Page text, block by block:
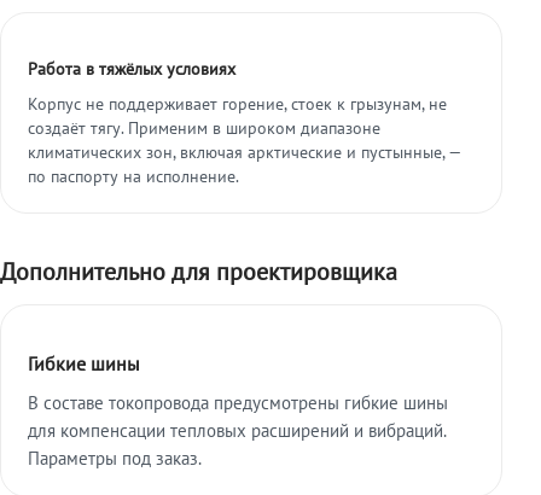
Работа в тяжёлых условиях
Корпус не поддерживает горение, стоек к грызунам, не
создаёт тягу. Применим в широком диапазоне
климатических зон, включая арктические и пустынные, —
по паспорту на исполнение.
Дополнительно для проектировщика
Гибкие шины
В составе токопровода предусмотрены гибкие шины
для компенсации тепловых расширений и вибраций.
Параметры под заказ.